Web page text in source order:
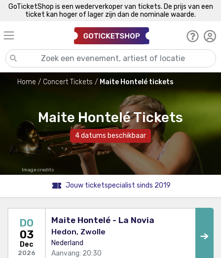
GoTicketShop is een wederverkoper van tickets. De prijs van een
ticket kan hoger of lager zijn dan de nominale waarde.
Home Concert Tickets Maite Hontelé tickets
Maite Hontelé Tickets
4 datums beschikbaar
Image credits
Jouw ticketspecialist sinds 2019
DO
03
Dec
2026
Maite Hontelé - La Novia
Hedon, Zwolle
Nederland
Aanvang: 20:30